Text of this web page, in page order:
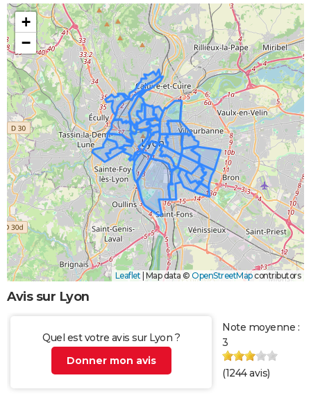
+
−
Leaflet Map data ©OpenStreetMapcontributors
Avis sur Lyon
Quel est votre avis sur Lyon ?
Donner mon avis
Note moyenne :
3
(1244avis)